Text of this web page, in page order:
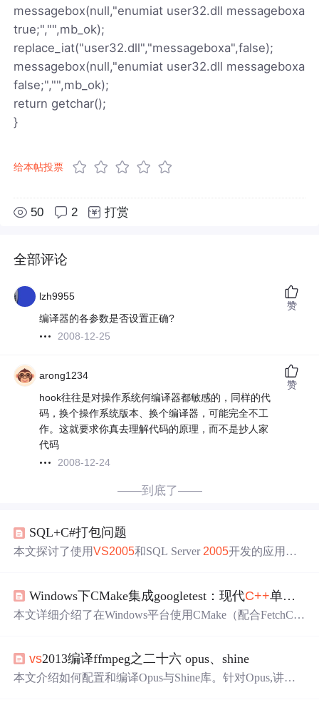
messagebox(null,"enumiat user32.dll messageboxa
true;","",mb_ok);
replace_iat("user32.dll","messageboxa",false);
messagebox(null,"enumiat user32.dll messageboxa
false;","",mb_ok);
return getchar();
}
给本帖投票
50 2 打赏
全部评论
lzh9955
编译器的各参数是否设置正确?
2008-12-25
赞
arong1234
hook往往是对操作系统何编译器都敏感的，同样的代
码，换个操作系统版本、换个编译器，可能完全不工
作。这就要求你真去理解代码的原理，而不是抄人家
代码
2008-12-24
赞
——到底了——
SQL+C#打包问题
本文探讨了使用VS2005和SQL Server 2005开发的应用程
题、中控考勤机二次开发接口以及短信发送解决方案等技
术话题。
Windows下CMake集成googletest：现代C++单元测试框架配置指南
本文详细介绍了在Windows平台使用CMake（配合FetchCon
行，并支持Visual Studio和Qt Creator双IDE集成。内容强调
版本可控、开箱即用、跨平台一致等现代
C++测试实践，
vs2013编译ffmpeg之二十六 opus、shine
本文介绍如何配置和编译Opus与Shine库。针对Opus,讲解